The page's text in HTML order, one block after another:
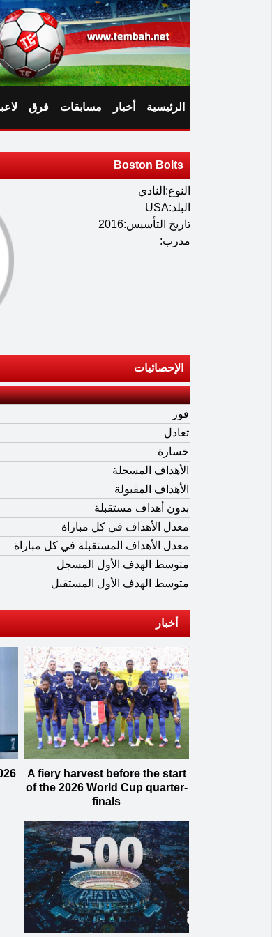
الرئيسية أخبار مسابقات فرق
Boston Bolts
النوع:النادي
البلد:USA
تاريخ التأسيس:2016
مدرب:
الإحصائيات
فوز
تعادل
خسارة
الأهداف المسجلة
الأهداف المقبولة
بدون أهداف مستقبلة
معدل الأهداف في كل مباراة
معدل الأهداف المستقبلة في كل مباراة
متوسط الهدف الأول المسجل
متوسط الهدف الأول المستقبل
أخبار
A fiery harvest before the start
of the 2026 World Cup quarter-
finals